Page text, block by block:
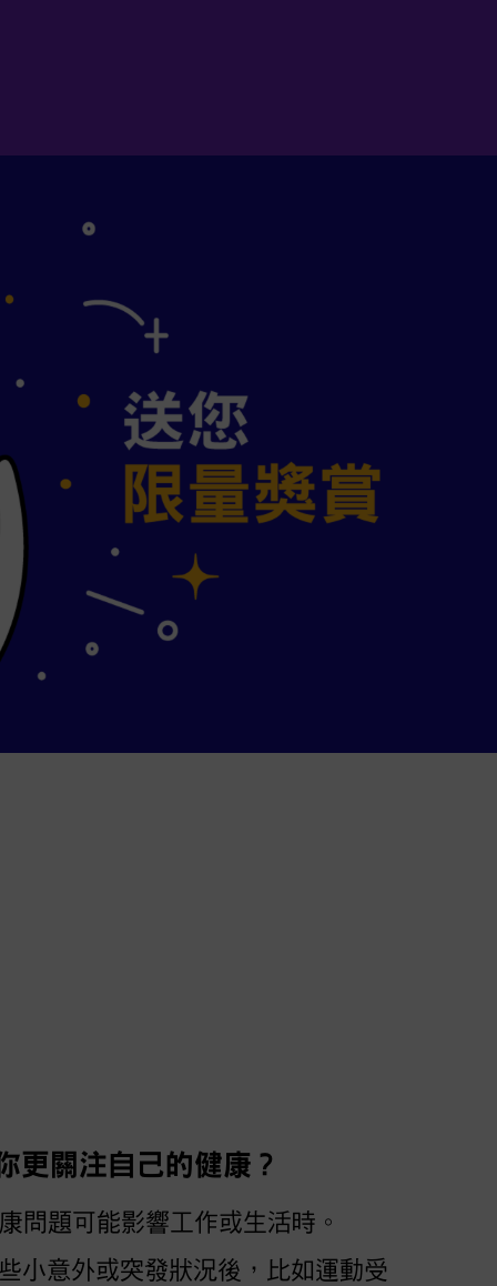
更關注自己的健康？
問題可能影響工作或生活時。
小意外或突發狀況後，比如運動受